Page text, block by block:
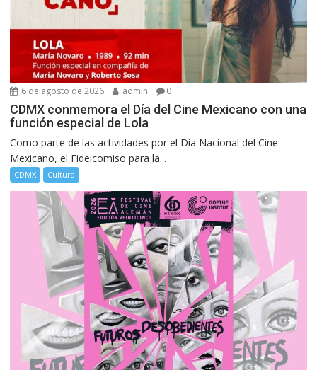
6 de agosto de 2026 admin 0
CDMX conmemora el Día del Cine Mexicano con una
función especial de Lola
Como parte de las actividades por el Día Nacional del Cine
Mexicano, el Fideicomiso para la...
CDMX Cultura